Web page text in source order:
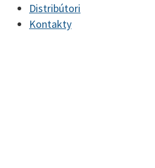
Distribútori
Kontakty